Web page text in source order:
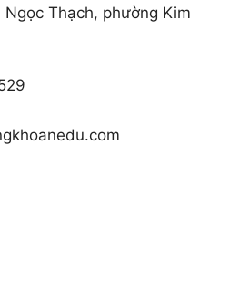
Thạch, phường Kim